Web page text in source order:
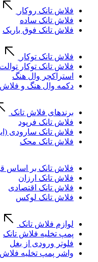
فلاش تانک روکار
فلاش تانک ساده
فلاش تانک فوق باریک
فلاش تانک توکار
فلاش تانک توکار
استراکچر وال هنگ
دکمه وال هنگ و فلاش
برندهای فلاش تانک
فلاش تانک فرپود
فلاش تانک سارودی
فلاش تانک محک
فلاش تانک بر اساس
فلاش تانک ارزان
فلاش تانک اقتصادی
فلاش تانک لوکس
لوازم فلاش تانک
پمپ تخلیه فلاش تانک
فلوتر ورودی از بغل
واشر پمپ تخلیه فلاش